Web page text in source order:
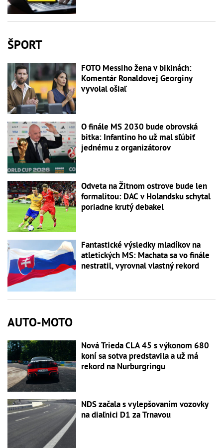
ŠPORT
FOTO Messiho žena v bikinách:
Komentár Ronaldovej Georginy
vyvolal ošiaľ
O finále MS 2030 bude obrovská
bitka: Infantino ho už mal sľúbiť
jednému z organizátorov
Odveta na Žitnom ostrove bude len
formalitou: DAC v Holandsku schytal
poriadne krutý debakel
Fantastické výsledky mladíkov na
atletických MS: Machata sa vo finále
nestratil, vyrovnal vlastný rekord
AUTO-MOTO
Nová Trieda CLA 45 s výkonom 680
koní sa sotva predstavila a už má
rekord na Nurburgringu
NDS začala s vylepšovaním vozovky
na diaľnici D1 za Trnavou